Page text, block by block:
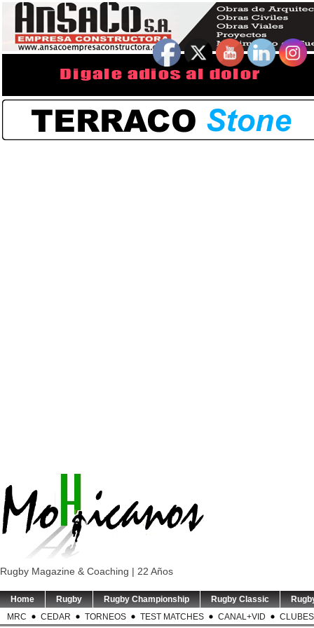
Rugby Magazine & Coaching | 22 Años
Home Rugby Rugby Championship Rugby Classic
MRC
CEDAR TORNEOS TEST MATCHES CANAL+VID CLUBES